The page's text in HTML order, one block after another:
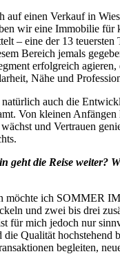
auf einen Verkauf in
wir eine Immobilie für
– eine der 13 teuersten
Bereich jemals
erfolgreich
Nähe und
auch die
Von kleinen
und Vertrauen
geht die Reise weiter?
möchte ich SOMMER
und zwei bis drei
für mich jedoch nur
die Qualität hochstehend
begleiten,